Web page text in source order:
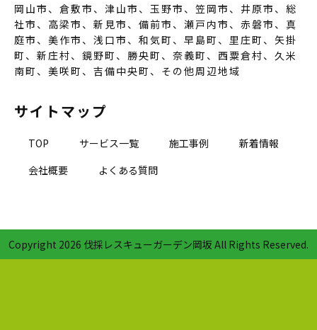
岡山市、倉敷市、津山市、玉野市、笠岡市、井原市、総
社市、高梁市、新見市、備前市、瀬戸内市、赤磐市、真
庭市、美作市、浅口市、和気町、早島町、里庄町、矢掛
町、新庄村、鏡野町、勝央町、奈義町、西粟倉村、久米
南町、美咲町、吉備中央町、その他周辺地域
サイトマップ
TOP サービス一覧 施工事例
新着情報
会社概要
よくある質問
Copyright 2026 伐採レスキューガーデン岡坂 All Rights Reserved.